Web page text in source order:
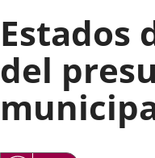
Valladolid
Estados
del